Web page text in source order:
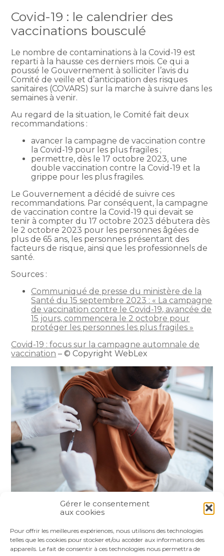
Gérer le consentement
aux cookies
Pour offrir les meilleures expériences, nous utilisons des technologies
telles que les cookies pour stocker et/ou accéder aux informations des
appareils. Le fait de consentir à ces technologies nous permettra de
Covid-19 : le calendrier des
vaccinations bousculé
Le nombre de contaminations à la Covid-19 est
reparti à la hausse ces derniers mois. Ce qui a
poussé le Gouvernement à solliciter l’avis du
Comité de veille et d’anticipation des risques
sanitaires (COVARS) sur la marche à suivre dans les
semaines à venir.
Au regard de la situation, le Comité fait deux
recommandations :
avancer la campagne de vaccination contre
la Covid-19 pour les plus fragiles ;
permettre, dès le 17 octobre 2023, une
double vaccination contre la Covid-19 et la
grippe pour les plus fragiles.
Le Gouvernement a décidé de suivre ces
recommandations. Par conséquent, la campagne
de vaccination contre la Covid-19 qui devait se
tenir à compter du 17 octobre 2023 débutera dès
le 2 octobre 2023 pour les personnes âgées de
plus de 65 ans, les personnes présentant des
facteurs de risque, ainsi que les professionnels de
santé.
Sources :
Communiqué de presse du ministère de la
Santé du 15 septembre 2023 : « La campagne
de vaccination contre le Covid-19, avancée de
15 jours, commencera le 2 octobre pour
protéger les personnes les plus fragiles »
Covid-19 : focus sur la campagne automnale de
vaccination – © Copyright WebLex